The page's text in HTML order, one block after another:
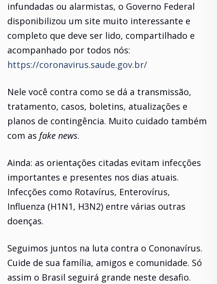
infundadas ou alarmistas, o Governo Federal
disponibilizou um site muito interessante e
completo que deve ser lido, compartilhado e
acompanhado por todos nós:
https://coronavirus.saude.gov.br/
Nele você contra como se dá a transmissão,
tratamento, casos, boletins, atualizações e
planos de contingência. Muito cuidado também
com as fake news.
Ainda: as orientações citadas evitam infecções
importantes e presentes nos dias atuais.
Infecções como Rotavírus, Enterovírus,
Influenza (H1N1, H3N2) entre várias outras
doenças.
Seguimos juntos na luta contra o Cononavírus.
Cuide de sua família, amigos e comunidade. Só
assim o Brasil seguirá grande neste desafio.